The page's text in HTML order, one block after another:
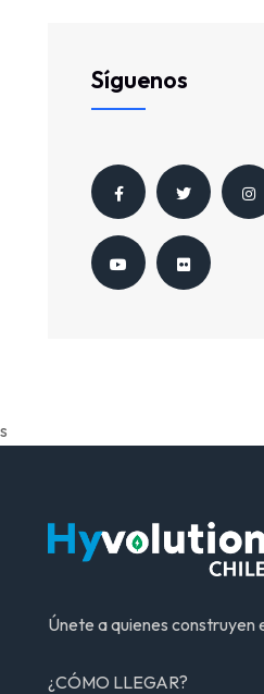
Síguenos
s
Únete a quienes construyen
¿CÓMO LLEGAR?